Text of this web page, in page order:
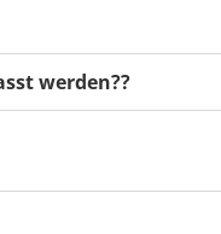
werden??